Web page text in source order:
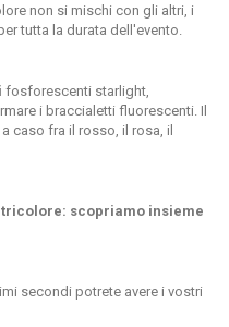
non si mischi con gli altri, i
tutta la durata dell'evento.
fosforescenti starlight,
i braccialetti fluorescenti. Il
caso fra il rosso, il rosa, il
scopriamo insieme
secondi potrete avere i vostri